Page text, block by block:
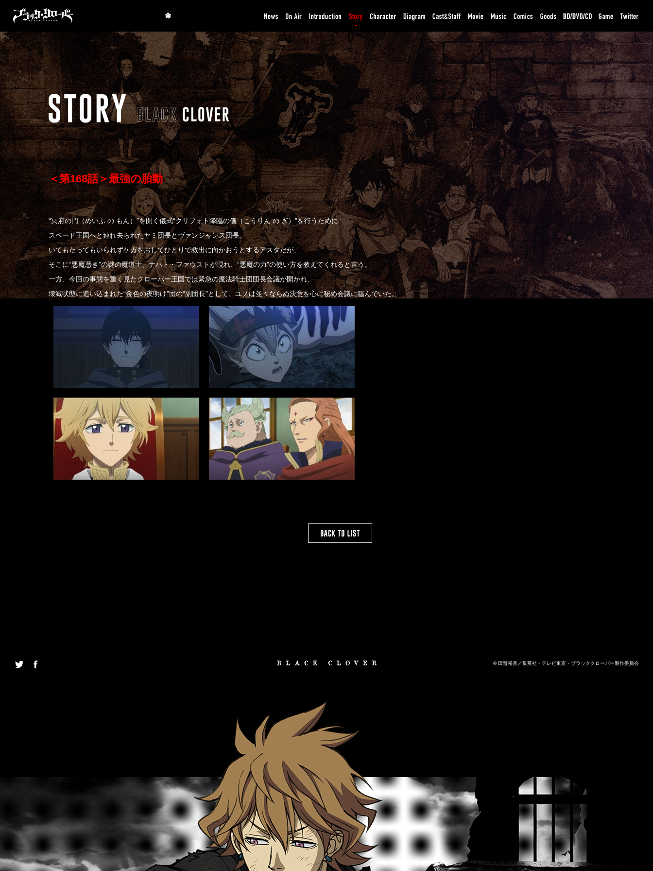
＜第168話＞最強の胎動
“冥府の門（めいふ の もん）”を開く儀式“クリフォト降臨の儀（こうりん の ぎ）”を行うために
スペード王国へと連れ去られたヤミ団長とヴァンジャンス団長。
いてもたってもいられずケガをおしてひとりで救出に向かおうとするアスタだが、
そこに“悪魔憑き”の謎の魔道士、ナハト・ファウストが現れ、“悪魔の力”の使い方を教えてくれると言う。
一方、今回の事態を重く見たクローバー王国では緊急の魔法騎士団団長会議が開かれ、
壊滅状態に追い込まれた“金色の夜明け”団の“副団長”として、ユノは並々ならぬ決意を心に秘め会議に臨んでいた。
© 田畠裕基／集英社・テレビ東京・ブラッククローバー製作委員会